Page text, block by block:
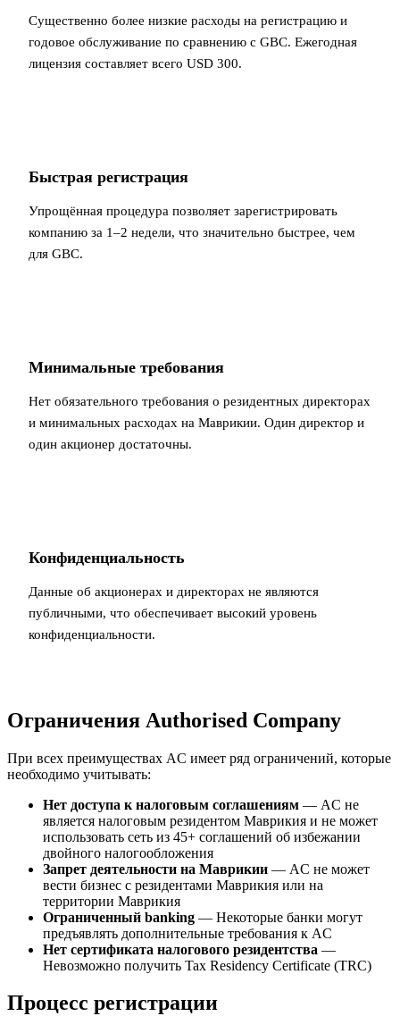
Существенно более низкие расходы на регистрацию и
годовое обслуживание по сравнению с GBC. Ежегодная
лицензия составляет всего USD 300.
Быстрая регистрация
Упрощённая процедура позволяет зарегистрировать
компанию за 1–2 недели, что значительно быстрее, чем
для GBC.
Минимальные требования
Нет обязательного требования о резидентных директорах
и минимальных расходах на Маврикии. Один директор и
один акционер достаточны.
Конфиденциальность
Данные об акционерах и директорах не являются
публичными, что обеспечивает высокий уровень
конфиденциальности.
Ограничения Authorised Company
При всех преимуществах AC имеет ряд ограничений, которые
необходимо учитывать:
Нет доступа к налоговым соглашениям — AC не
является налоговым резидентом Маврикия и не может
использовать сеть из 45+ соглашений об избежании
двойного налогообложения
Запрет деятельности на Маврикии — AC не может
вести бизнес с резидентами Маврикия или на
территории Маврикия
Ограниченный banking — Некоторые банки могут
предъявлять дополнительные требования к AC
Нет сертификата налогового резидентства —
Невозможно получить Tax Residency Certificate (TRC)
Процесс регистрации